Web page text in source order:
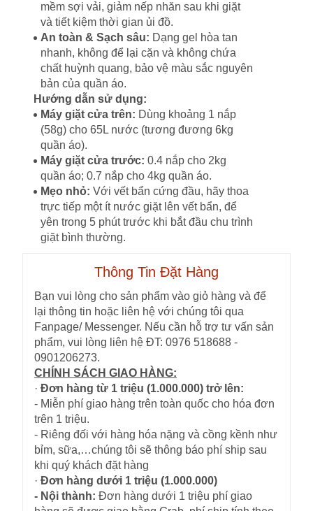
mềm sợi vải, giảm nếp nhăn sau khi giặt
và tiết kiệm thời gian ủi đồ.
An toàn & Sạch sâu: Dạng gel hòa tan
nhanh, không để lại cặn và không chứa
chất huỳnh quang, bảo vệ màu sắc nguyên
bản của quần áo.
Hướng dẫn sử dụng:
Máy giặt cửa trên: Dùng khoảng 1 nắp
(58g) cho 65L nước (tương đương 6kg
quần áo).
Máy giặt cửa trước: 0.4 nắp cho 2kg
quần áo; 0.7 nắp cho 4kg quần áo.
Mẹo nhỏ: Với vết bẩn cứng đầu, hãy thoa
trực tiếp một ít nước giặt lên vết bẩn, để
yên trong 5 phút trước khi bắt đầu chu trình
giặt bình thường.
Thông Tin Đặt Hàng
Bạn vui lòng cho sản phẩm vào giỏ hàng và để
lại thông tin hoặc liên hệ với chúng tôi qua
Fanpage/ Messenger. Nếu cần hỗ trợ tư vấn sản
phẩm, vui lòng liên hệ ĐT: 0976 518688 -
0901206273.
CHÍNH SÁCH GIAO HÀNG:
· Đơn hàng từ 1 triệu (1.000.000) trở lên:
- Miễn phí giao hàng trên toàn quốc cho hóa đơn
trên 1 triệu.
- Riêng đối với hàng hóa nặng và cồng kềnh như
bỉm, sữa,…chúng tôi sẽ thông báo phí ship sau
khi quý khách đặt hàng
· Đơn hàng dưới 1 triệu (1.000.000)
- Nội thành: Đơn hàng dưới 1 triệu phí giao